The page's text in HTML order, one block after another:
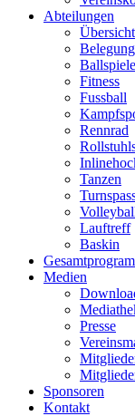
Abteilungen
Übersicht
Ballspiele
Fitness
Fussball
Rennrad
Tanzen
Lauftreff
Baskin
Medien
Presse
Sponsoren
Kontakt